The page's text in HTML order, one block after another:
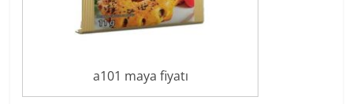
a101 maya fiyatı